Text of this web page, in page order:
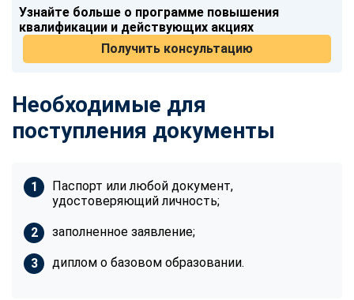
Узнайте больше о программе повышения
квалификации и действующих акциях
Получить консультацию
Необходимые для
поступления документы
Паспорт или любой документ,
удостоверяющий личность;
заполненное заявление;
диплом о базовом образовании.